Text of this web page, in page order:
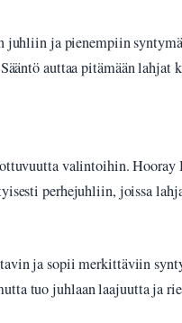
juhliin ja pienempiin
auttaa pitämään lahjat
valintoihin. Hooray
perhejuhliin, joissa
ja sopii merkittäviin
tuo juhlaan laajuutta ja